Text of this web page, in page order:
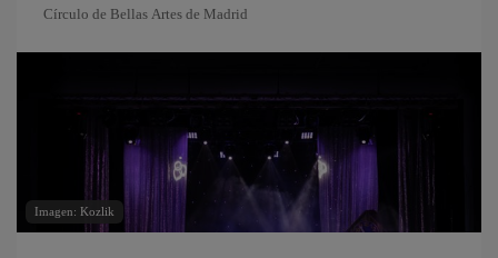
Círculo de Bellas Artes de Madrid
Imagen: Kozlik